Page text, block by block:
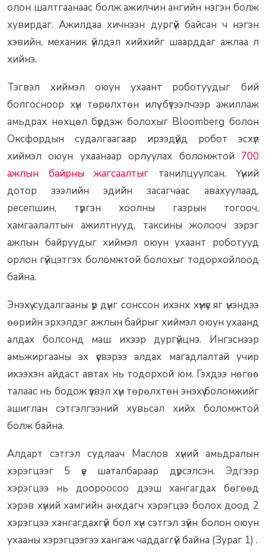
олон шалтгаанаас болж ажилчин ангийн нэгэн болж
хувирдаг. Ажилдаа хичнээн дургүй байсан ч нэгэн
хэвийн, механик үйлдэл хийхийг шаарддаг ажлаа л
хийнэ.
Тэгвэл хиймэл оюун ухаант роботуудыг бий
болгосноор хүн төрөлхтөн илүү бүтээлчээр ажиллаж
амьдрах нөхцөл бүрдэж болохыг Bloomberg болон
Оксфордын судалгаагаар ирээдүйд робот эсхүл
хиймэл оюун ухаанаар орлуулах боломжтой 700
ажлын байрны жагсаалтыг танилцуулсан. Үүний
дотор зээлийн эдийн засагчаас авахуулаад,
ресепшин, түргэн хоолны газрын тогооч,
хамгаалалтын ажилтнууд, таксины жолооч зэрэг
ажлын байруудыг хиймэл оюун ухаант роботууд
орлон гүйцэтгэх боломжтой болохыг тодорхойлоод
байна.
Энэхүү судалгааны үр дүнг сонссон ихэнх хүмүүс яг үнэндээ
өөрийн эрхэлдэг ажлын байрыг хиймэл оюун ухаанд
алдах болсонд маш ихээр дургүйцнэ. Ингэснээр
амьжиргааны эх үүсвэрээ алдах магадлалтай учир
ихээхэн айдаст автах нь тодорхой юм. Гэхдээ нөгөө
талаас нь бодож үзвэл хүн төрөлхтөн энэхүү боломжийг
ашиглан сэтгэлгээний хувьсал хийх боломжтой
болж байна.
Алдарт сэтгэл судлаач Маслов хүний амьдралын
хэрэгцээг 5 үе шаталбараар дүрсэлсэн. Эдгээр
хэрэгцээ нь доороосоо дээш хангагдах бөгөөд
хэрэв хүний хамгийн анхдагч хэрэгцээ болох доод 2
хэрэгцээ хангагдахгүй бол хүн сэтгэл зүйн болон оюун
ухааны хэрэгцээгээ хангаж чаддаггүй байна (Зураг 1) .